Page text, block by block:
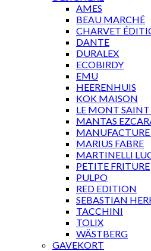
AMES
BEAU MARCHÉ
CHARVET
DANTE
DURALEX
ECOBIRDY
EMU
HEERENHUIS
KOK MAISON
LE MONT
MANTAS
MARIUS FABRE
MARTINELLI
PETITE FRITURE
PULPO
RED EDITION
SEBASTIAN
TACCHINI
TOLIX
WÄSTBERG
GAVEKORT